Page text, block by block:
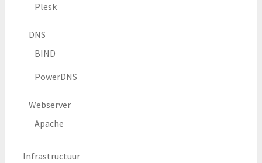
Plesk
DNS
BIND
PowerDNS
Webserver
Apache
Infrastructuur